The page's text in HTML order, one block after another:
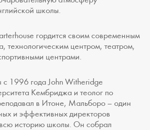
школы.
гордится своим современным
технологическим центром, театром,
центрами.
1996 года John Witheridge
Кембриджа и теолог по
в Итоне, Мальборо – один
и эффективных директоров
историю школы. Он собрал